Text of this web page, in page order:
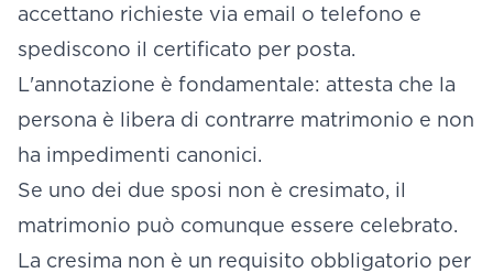
accettano richieste via email o telefono e
spediscono il certificato per posta.
L'annotazione è fondamentale: attesta che la
persona è libera di contrarre matrimonio e non
ha impedimenti canonici.
Se uno dei due sposi non è cresimato, il
matrimonio può comunque essere celebrato.
La cresima non è un requisito obbligatorio per